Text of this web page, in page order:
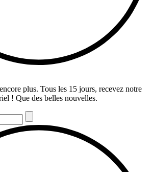
plus. Tous les 15 jours, recevez notre
! Que des belles nouvelles.